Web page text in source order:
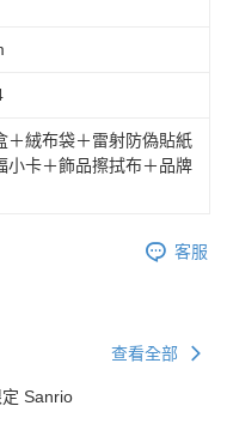
＋絨布袋＋雷射防偽貼紙
小卡＋飾品擦拭布＋品牌
客服
查看全部
Sanrio